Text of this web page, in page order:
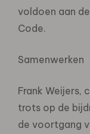
voldoen aan
Code.
Samenwerken
Frank Weijers,
trots op de
de voortgang